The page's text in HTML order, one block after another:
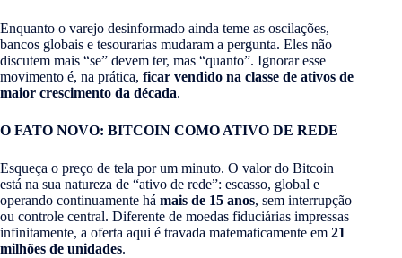
Enquanto o varejo desinformado ainda teme as oscilações,
bancos globais e tesourarias mudaram a pergunta. Eles não
discutem mais “se” devem ter, mas “quanto”. Ignorar esse
movimento é, na prática, ficar vendido na classe de ativos de
maior crescimento da década.
O FATO NOVO: BITCOIN COMO ATIVO DE REDE
Esqueça o preço de tela por um minuto. O valor do Bitcoin
está na sua natureza de “ativo de rede”: escasso, global e
operando continuamente há mais de 15 anos, sem interrupção
ou controle central. Diferente de moedas fiduciárias impressas
infinitamente, a oferta aqui é travada matematicamente em 21
milhões de unidades.